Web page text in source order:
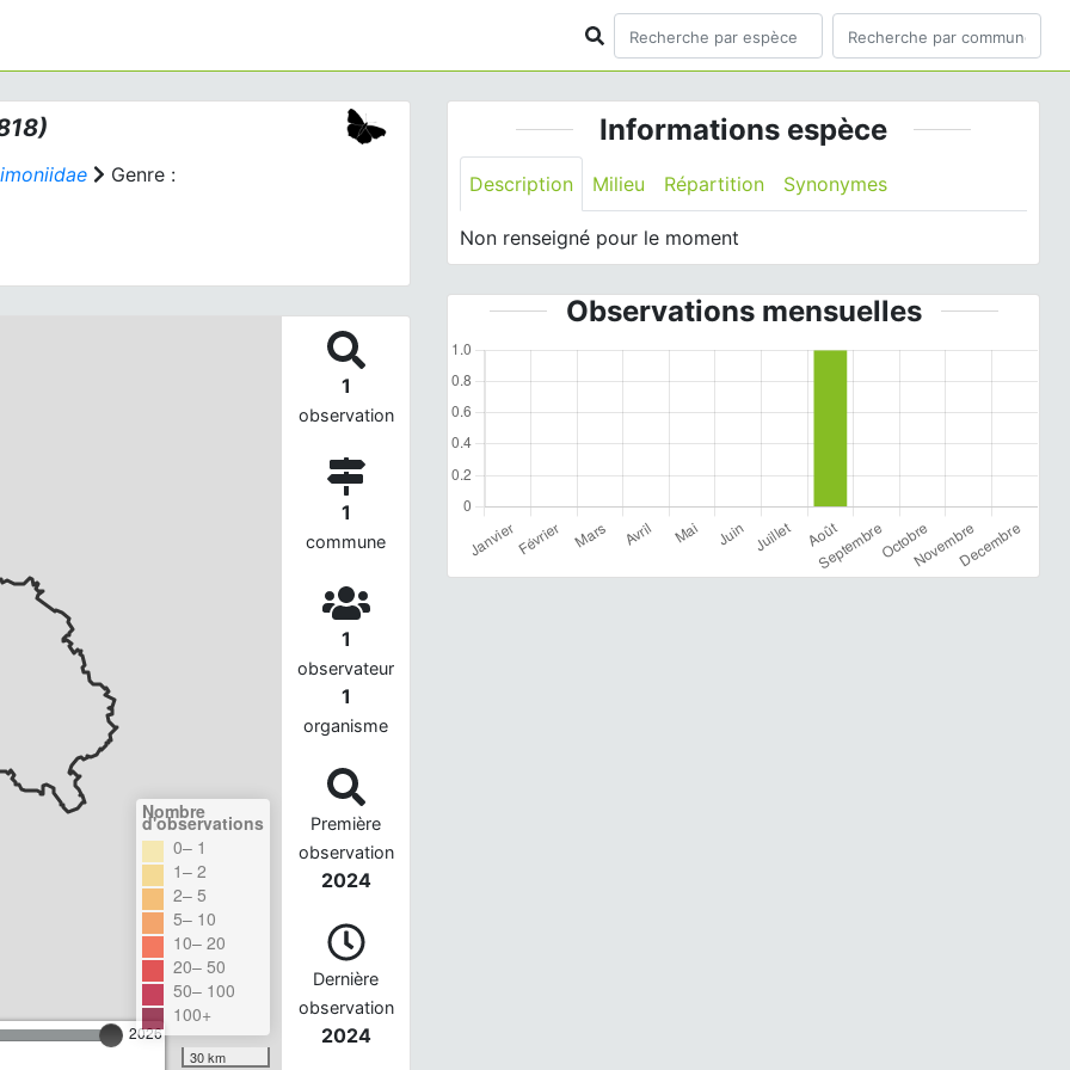
Genre :
2026
Nombre
d'observations
0– 1
1– 2
2– 5
5– 10
10– 20
20– 50
50– 100
100+
30 km
1
observation
1
commune
1
observateur
1
organisme
Première
observation
2024
Dernière
observation
2024
Informations espèce
Description Milieu Répartition Synonymes
Non renseigné pour le moment
Observations mensuelles